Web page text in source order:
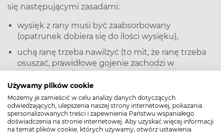
Używamy plików cookie
Możemy je zamieścić w celu analizy danych dotyczących
odwiedzających, ulepszenia naszej strony internetowej, pokazania
spersonalizowanych treści i zapewnienia Państwu wspaniałego
doświadczenia na stronie internetowej. Aby uzyskać więcej informacji
na temat plików cookie, których używamy, otwórz ustawienia.
się następującymi zasadami:
wysięk z rany musi być zaabsorbowany
(opatrunek dobiera się do ilości wysięku),
uchą ranę trzeba nawilżyć (to mit, że ranę trzeba
osuszać, prawidłowe gojenie zachodzi w
martwica musi zostać usunięta (operacyjnie),
infekcję trzeba wyleczyć (np. wybierając
opatrunek z zawartością substancji o działaniu
antymikrobiotycznym).